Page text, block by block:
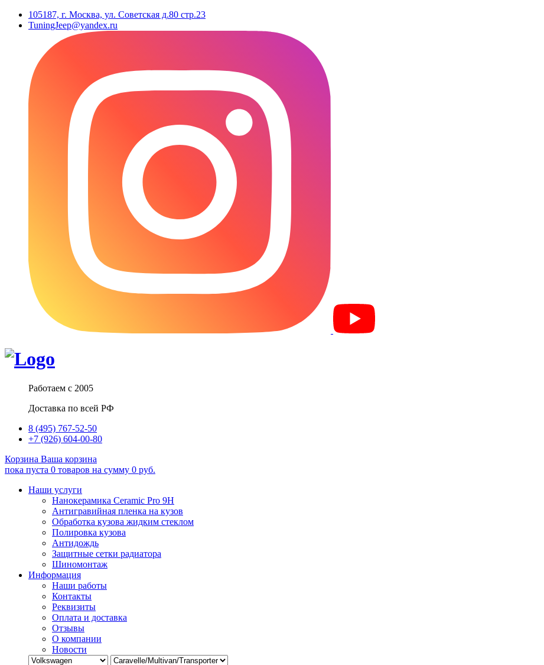
105187, г. Москва, ул. Советская д.80 стр.23
TuningJeep@yandex.ru
Работаем с 2005
Доставка по всей РФ
8 (495) 767-52-50
+7 (926) 604-00-80
Корзина Ваша корзина
пока пуста 0 товаров на сумму 0 руб.
Наши услуги
Нанокерамика Ceramic Pro 9H
Антигравийная пленка на кузов
Обработка кузова жидким стеклом
Полировка кузова
Антидождь
Защитные сетки радиатора
Шиномонтаж
Информация
Наши работы
Контакты
Реквизиты
Оплата и доставка
Отзывы
О компании
Новости